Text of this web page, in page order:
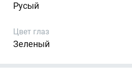
Русый
Цвет глаз
Зеленый